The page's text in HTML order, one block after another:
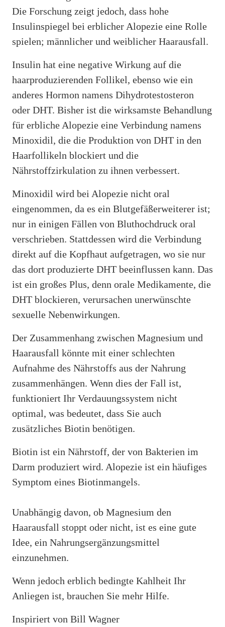
Die Forschung zeigt jedoch, dass hohe
Insulinspiegel bei erblicher Alopezie eine Rolle
spielen; männlicher und weiblicher Haarausfall.
Insulin hat eine negative Wirkung auf die
haarproduzierenden Follikel, ebenso wie ein
anderes Hormon namens Dihydrotestosteron
oder DHT. Bisher ist die wirksamste Behandlung
für erbliche Alopezie eine Verbindung namens
Minoxidil, die die Produktion von DHT in den
Haarfollikeln blockiert und die
Nährstoffzirkulation zu ihnen verbessert.
Minoxidil wird bei Alopezie nicht oral
eingenommen, da es ein Blutgefäßerweiterer ist;
nur in einigen Fällen von Bluthochdruck oral
verschrieben. Stattdessen wird die Verbindung
direkt auf die Kopfhaut aufgetragen, wo sie nur
das dort produzierte DHT beeinflussen kann. Das
ist ein großes Plus, denn orale Medikamente, die
DHT blockieren, verursachen unerwünschte
sexuelle Nebenwirkungen.
Der Zusammenhang zwischen Magnesium und
Haarausfall könnte mit einer schlechten
Aufnahme des Nährstoffs aus der Nahrung
zusammenhängen. Wenn dies der Fall ist,
funktioniert Ihr Verdauungssystem nicht
optimal, was bedeutet, dass Sie auch
zusätzliches Biotin benötigen.
Biotin ist ein Nährstoff, der von Bakterien im
Darm produziert wird. Alopezie ist ein häufiges
Symptom eines Biotinmangels.
Unabhängig davon, ob Magnesium den
Haarausfall stoppt oder nicht, ist es eine gute
Idee, ein Nahrungsergänzungsmittel
einzunehmen.
Wenn jedoch erblich bedingte Kahlheit Ihr
Anliegen ist, brauchen Sie mehr Hilfe.
Inspiriert von Bill Wagner